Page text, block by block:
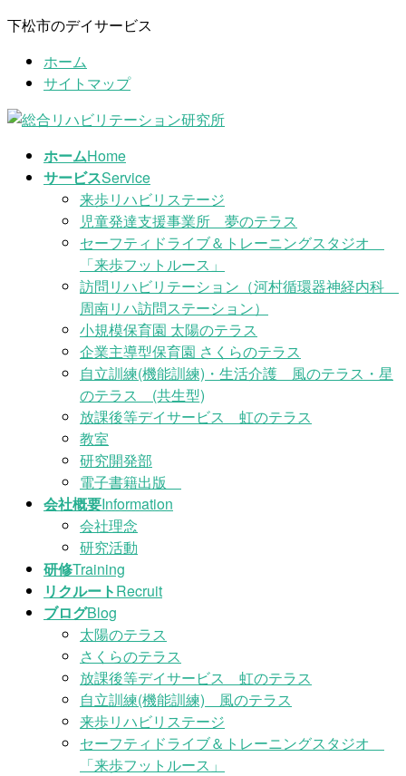
コ
ツ
ナ
シ
下松市のデイサービス
ホーム
サイトマップ
ホームHome
サービスService
来歩リハビリステージ
児童発達支援事業所 夢のテラス
セーフティドライブ＆トレーニングスタジオ
「来歩フットルース」
訪問リハビリテーション（河村循環器神経内科
周南リハ訪問ステーション）
小規模保育園 太陽のテラス
企業主導型保育園 さくらのテラス
自立訓練(機能訓練)・生活介護 風のテラス・星
のテラス (共生型)
放課後等デイサービス 虹のテラス
教室
研究開発部
電子書籍出版
会社概要Information
会社理念
研究活動
研修Training
リクルートRecruit
ブログBlog
太陽のテラス
さくらのテラス
放課後等デイサービス 虹のテラス
自立訓練(機能訓練) 風のテラス
来歩リハビリステージ
セーフティドライブ＆トレーニングスタジオ
「来歩フットルース」